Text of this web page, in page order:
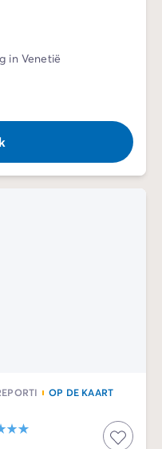
in Venetië
OP DE KAART